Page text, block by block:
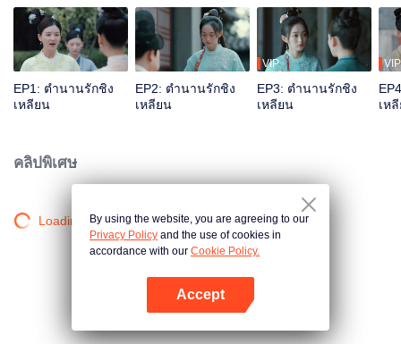
EP1: ตำนานรักชิง
เหลียน
EP2: ตำนานรักชิง
เหลียน
VIP
EP3: ตำนานรักชิง
เหลียน
VIP
เห
คลิปพิเศษ
Loading…By using the website, you are agreeing to our
Privacy Policy and the use of cookies in
accordance with our Cookie Policy.
Accept